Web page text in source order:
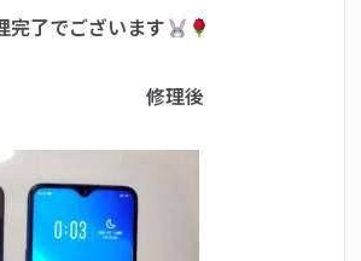
完了でございます
修理後